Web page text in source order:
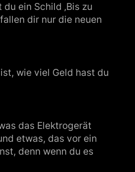
ein Schild ‚Bis zu
dir nur die neuen
wie viel Geld hast du
das Elektrogerät
etwas, das vor ein
denn wenn du es